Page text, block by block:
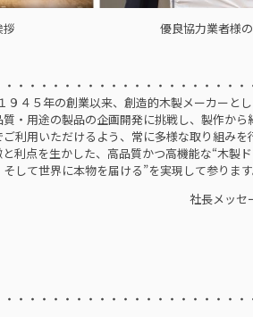
光 挨拶 優良協力業者様の
・・・・・・・・・・・・・・・・・・・・
９４５年の創業以来、創造的木製メーカーと
・用途の製品の企画開発に挑戦し、製作から
利用いただけるよう、常に多様な取り組みを
利点を生かした、高品質かつ高機能な“木製
して世界に本物を届ける”を実現して参りま
ッセー
・・・・・・・・・・・・・・・・・・・・・